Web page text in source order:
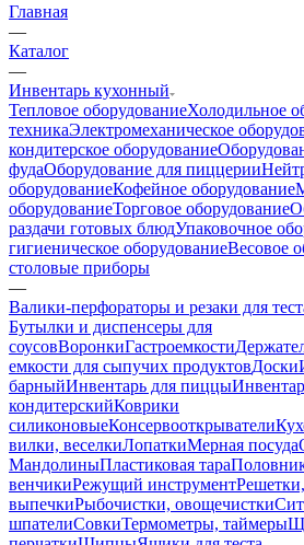
Главная
—
Каталог
—
Инвентарь кухонный
Тепловое оборудованиеХолодильное
техникаЭлектромеханическое
кондитерское оборудование
фудаОборудование для пиццерии
оборудованиеКофейное оборудование
оборудованиеТорговое оборудование
раздачи готовых блюдУпаковочное
гигиеническое оборудованиеВесовое
столовые приборы
—
Валики-перфораторы и резаки для
Бутылки и диспенсеры для
соусовВоронкиГастроемкости
емкости для сыпучих продуктовДоски
барныйИнвентарь для пиццы
кондитерскийКоврики
силиконовыеКонсервооткрыватели
вилки, веселкиЛопаткиМерная посуда
МандолиныПластиковая тара
венчикиРежущий инструмент
выпечкиРыбочистки, овощечистки
шпателиСовкиТермометры, таймеры